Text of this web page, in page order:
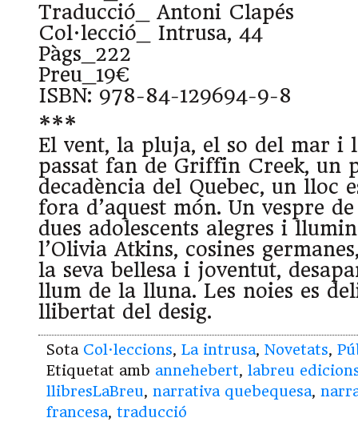
Traducció_ Antoni Clapés
Col·lecció_ Intrusa, 44
Pàgs_222
Preu_19€
ISBN: 978-84-129694-9-8
***
El vent, la pluja, el so del mar i
passat fan de Griffin Creek, un
decadència del Quebec, un lloc
fora d’aquest món. Un vespre
dues adolescents alegres i
l’Olivia Atkins, cosines
la seva bellesa i joventut,
llum de la lluna. Les noies es
llibertat del desig.
Sota Col·leccions, La intrusa, Novetats,
Etiquetat amb annehebert, labreu
llibresLaBreu, narrativa quebequesa,
francesa, traducció